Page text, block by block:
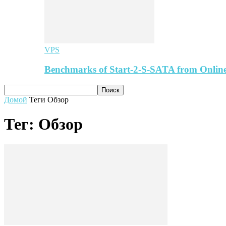
VPS
Benchmarks of Start-2-S-SATA from
Домой Теги Обзор
Тег: Обзор